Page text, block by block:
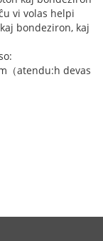
vi volas helpi
bondeziron, kaj
（atendu:h devas